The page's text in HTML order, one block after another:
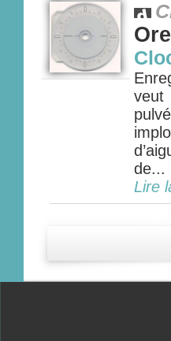
veut
de...
Lire